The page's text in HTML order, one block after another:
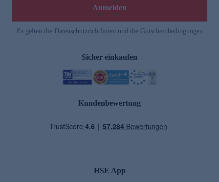
Anmelden
Es gelten die Datenschutzrichtlinien und die Gutscheinbedingungen
Sicher einkaufen
Kundenbewertung
HSE App